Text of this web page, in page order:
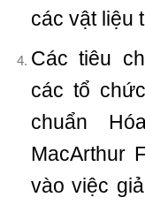
các vật liệu
Các tiêu
các tổ
chuẩn
MacArthur
vào việc